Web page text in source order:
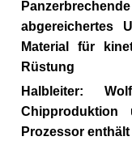
abgereichertes
Material für
Rüstung
Halbleiter:
Chipproduktion
Prozessor